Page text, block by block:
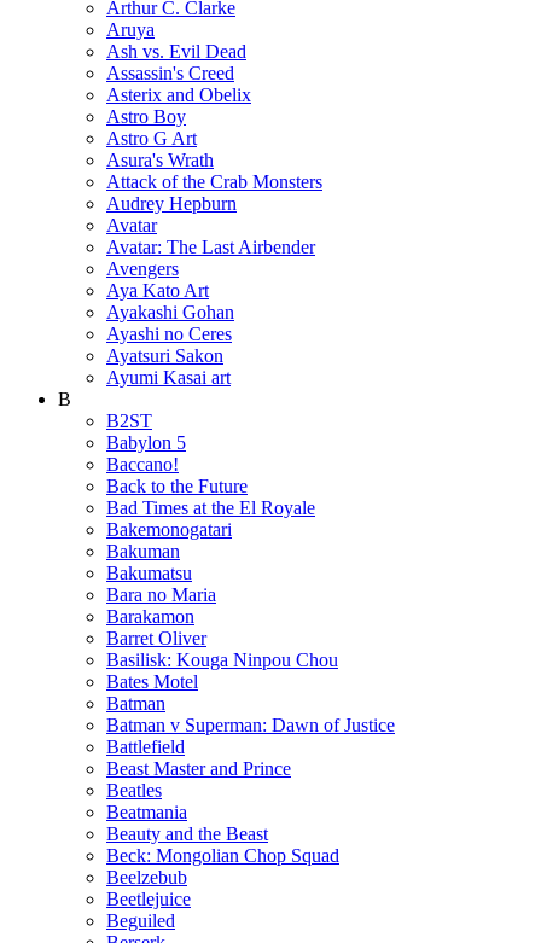
Arthur C. Clarke
Aruya
Ash vs. Evil Dead
Assassin's Creed
Asterix and Obelix
Astro Boy
Astro G Art
Asura's Wrath
Attack of the Crab Monsters
Audrey Hepburn
Avatar
Avatar: The Last Airbender
Avengers
Aya Kato Art
Ayakashi Gohan
Ayashi no Ceres
Ayatsuri Sakon
Ayumi Kasai art
B
B2ST
Babylon 5
Baccano!
Back to the Future
Bad Times at the El Royale
Bakemonogatari
Bakuman
Bakumatsu
Bara no Maria
Barakamon
Barret Oliver
Basilisk: Kouga Ninpou Chou
Bates Motel
Batman
Batman v Superman: Dawn of Justice
Battlefield
Beast Master and Prince
Beatles
Beatmania
Beauty and the Beast
Beck: Mongolian Chop Squad
Beelzebub
Beetlejuice
Beguiled